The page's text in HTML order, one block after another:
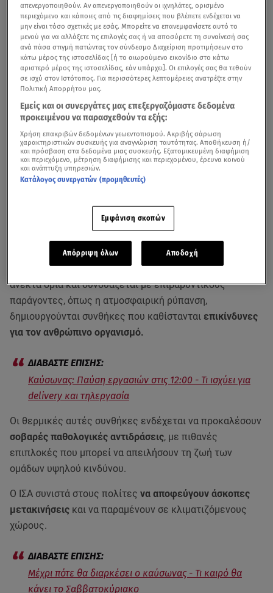
Ο Ιατρικός Σύλλογος Αθηνών επισημαίνει την ανάγκη
λήψης προληπτικών μέτρων απέναντι στις συνέπειες
των υψηλών θερμοκρασιών και τουκαύσωνα.
Όταν η θερμοκρασία του περιβάλλοντος υπερβαίνει τα
ανεκτά όρια και συνδυάζεται με επιβαρυντικούς
παράγοντες, όπως η ατμοσφαιρική ρύπανση,
δημιουργούνται συνθήκες που καθίστανται επικίνδυνες
για τον ανθρώπινο οργανισμό.
Καύσωνας: Παύση εργασιών στις 12:00 - Τι ισχύει για
delivery και τηλεργασία
Οι θερμικές αυτές συνθήκες ενδέχεται να προκαλέσουν
σοβαρές παθολογικές αντιδράσεις, με πιθανές
επιπλοκές που μπορεί να απειλήσουν τη ζωή των
ομάδων υψηλού κινδύνου.
Ο ΙΣΑ συνιστά στους πολίτες να αποφεύγουν άσκοπες
μετακινήσεις και να παραμένουν σε κλιματιζόμενους
χώρους.
Μέχρι πότε θα διαρκέσει ο καύσωνας - Τι καιρό θα
κάνει το Σαββατοκύριακο
απενεργοποιηθούν. Αν απενεργοποιηθούν οι ιχνηλάτες, ορισμένο
περιεχόμενο και κάποιες από τις διαφημίσεις που βλέπετε ενδέχεται να
μην είναι τόσο σχετικές με εσάς. Μπορείτε να επανεμφανίσετε αυτό το
μενού για να αλλάξετε τις επιλογές σας ή να αποσύρετε τη συναίνεσή σας
ανά πάσα στιγμή πατώντας τον σύνδεσμο Διαχείριση προτιμήσεων στο
κάτω μέρος της ιστοσελίδας [ή το αιωρούμενο εικονίδιο στο κάτω
αριστερό μέρος της ιστοσελίδας, εάν υπάρχει]. Οι επιλογές σας θα τεθούν
σε ισχύ στον Ιστότοπος. Για περισσότερες λεπτομέρειες ανατρέξτε στην
Πολιτική Απορρήτου μας.
Εμείς και οι συνεργάτες μας επεξεργαζόμαστε δεδομένα
προκειμένου να παρασχεθούν τα εξής:
Χρήση επακριβών δεδομένων γεωεντοπισμού. Ακριβής σάρωση
χαρακτηριστικών συσκευής για αναγνώριση ταυτότητας. Αποθήκευση ή/
και πρόσβαση στα δεδομένα μιας συσκευής. Εξατομικευμένη διαφήμιση
και περιεχόμενο, μέτρηση διαφήμισης και περιεχομένου, έρευνα κοινού
και ανάπτυξη υπηρεσιών.
Κατάλογος συνεργατών (προμηθευτές)
Εμφάνιση σκοπών
Απόρριψη όλων Αποδοχή